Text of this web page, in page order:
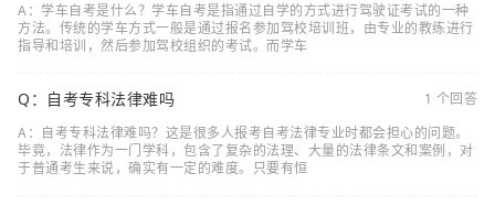
A：学车自考是什么？学车自考是指通过自学的方式进行驾驶证考试的一种
方法。传统的学车方式一般是通过报名参加驾校培训班，由专业的教练进行
指导和培训，然后参加驾校组织的考试。而学车
Q：自考专科法律难吗
1 个回答
A：自考专科法律难吗？这是很多人报考自考法律专业时都会担心的问题。
毕竟，法律作为一门学科，包含了复杂的法理、大量的法律条文和案例，对
于普通考生来说，确实有一定的难度。只要有恒